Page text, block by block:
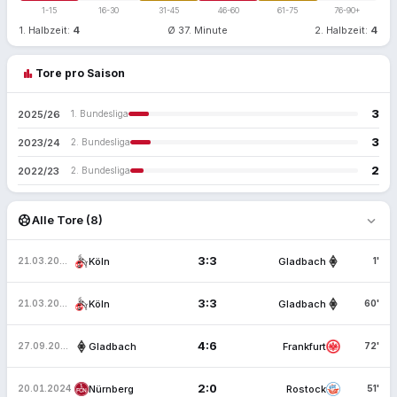
1-15 16-30 31-45 46-60 61-75 76-90+
1. Halbzeit: 4 Ø 37. Minute 2. Halbzeit: 4
bar_chart Tore pro Saison
2025/26 1. Bundesliga 3
2023/24 2. Bundesliga 3
2022/23 2. Bundesliga 2
sports_soccerAlle Tore (8) expand_more
Köln 3:3 Gladbach 1'
Köln 3:3 Gladbach 60'
Gladbach 4:6 Frankfurt 72'
20.01.2024 Nürnberg 2:0 Rostock 51'